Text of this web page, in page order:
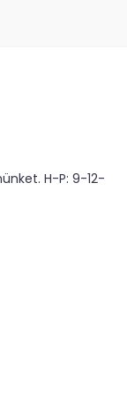
H-P: 9-12-